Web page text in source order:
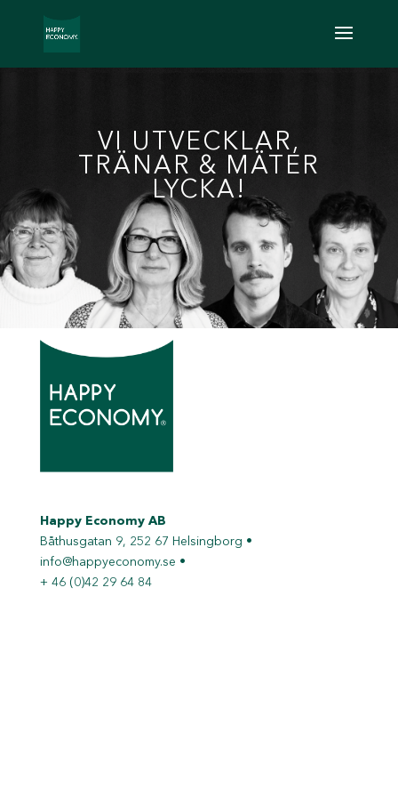
VI UTVECKLAR,
TRÄNAR & MÄTER
LYCKA!
Happy Economy AB
Båthusgatan 9, 252 67 Helsingborg •
info@happyeconomy.se •
+ 46 (0)42 29 64 84